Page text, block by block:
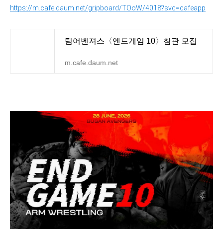
https://m.cafe.daum.net/gripboard/TOoW/4018?svc=cafeapp
팀어벤져스〈엔드게임 10〉참관 모집
m.cafe.daum.net